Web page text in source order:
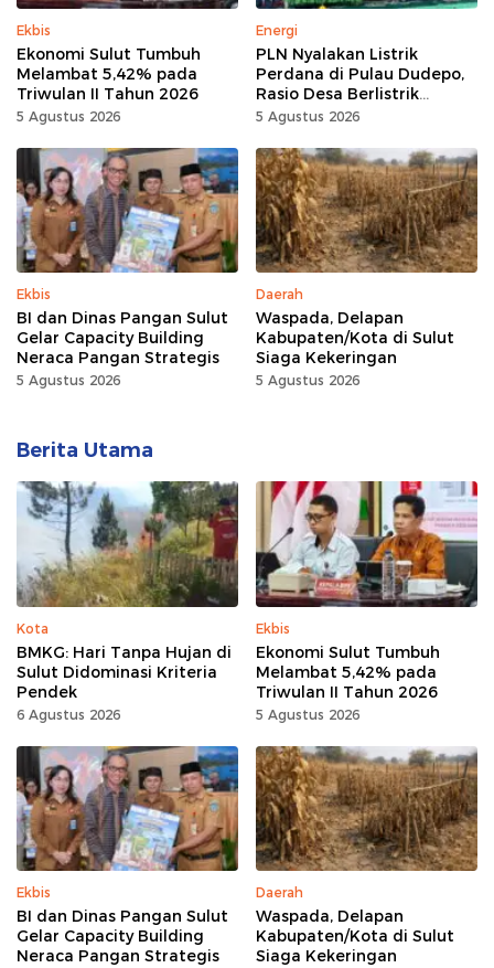
Ekbis
Ekonomi Sulut Tumbuh
Melambat 5,42% pada
Triwulan II Tahun 2026
5 Agustus 2026
Energi
PLN Nyalakan Listrik
Perdana di Pulau Dudepo,
Rasio Desa Berlistrik
Provinsi Gorontalo Capai
5 Agustus 2026
Ekbis
BI dan Dinas Pangan Sulut
Gelar Capacity Building
Neraca Pangan Strategis
5 Agustus 2026
Daerah
Waspada, Delapan
Kabupaten/Kota di Sulut
Siaga Kekeringan
5 Agustus 2026
Berita Utama
Kota
BMKG: Hari Tanpa Hujan di
Sulut Didominasi Kriteria
Pendek
6 Agustus 2026
Ekbis
Ekonomi Sulut Tumbuh
Melambat 5,42% pada
Triwulan II Tahun 2026
5 Agustus 2026
Ekbis
BI dan Dinas Pangan Sulut
Gelar Capacity Building
Neraca Pangan Strategis
Daerah
Waspada, Delapan
Kabupaten/Kota di Sulut
Siaga Kekeringan